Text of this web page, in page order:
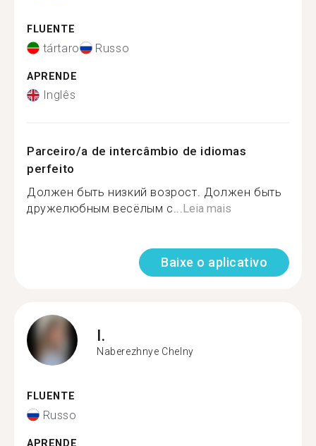
FLUENTE
tártaro Russo
APRENDE
Inglês
Parceiro/a de intercâmbio de idiomas
perfeito
Должен быть низкий возрост. Должен быть
дружелюбным весёлым с...Leia mais
Baixe o aplicativo
I.
Naberezhnye Chelny
FLUENTE
Russo
APRENDE